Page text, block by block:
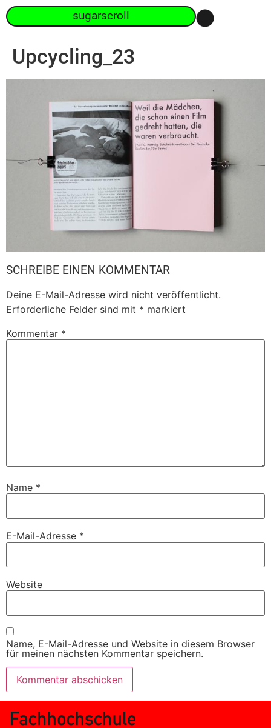
sugarscroll
Upcycling_23
SCHREIBE EINEN KOMMENTAR
Deine E-Mail-Adresse wird nicht veröffentlicht.
Erforderliche Felder sind mit * markiert
Kommentar *
Name *
E-Mail-Adresse *
Website
Name, E-Mail-Adresse und Website in diesem Browser
für meinen nächsten Kommentar speichern.